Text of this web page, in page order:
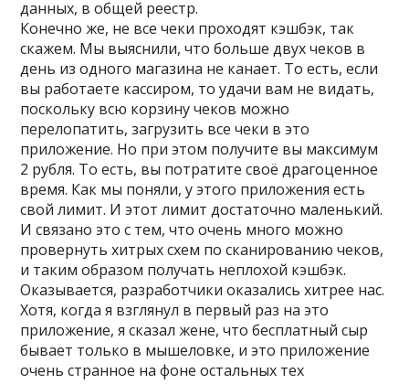
данных, в общей реестр.
Конечно же, не все чеки проходят кэшбэк, так
скажем. Мы выяснили, что больше двух чеков в
день из одного магазина не канает. То есть, если
вы работаете кассиром, то удачи вам не видать,
поскольку всю корзину чеков можно
перелопатить, загрузить все чеки в это
приложение. Но при этом получите вы максимум
2 рубля. То есть, вы потратите своё драгоценное
время. Как мы поняли, у этого приложения есть
свой лимит. И этот лимит достаточно маленький.
И связано это с тем, что очень много можно
провернуть хитрых схем по сканированию чеков,
и таким образом получать неплохой кэшбэк.
Оказывается, разработчики оказались хитрее нас.
Хотя, когда я взглянул в первый раз на это
приложение, я сказал жене, что бесплатный сыр
бывает только в мышеловке, и это приложение
очень странное на фоне остальных тех